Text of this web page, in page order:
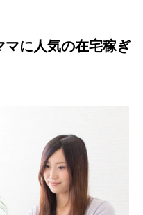
に人気の在宅稼ぎ